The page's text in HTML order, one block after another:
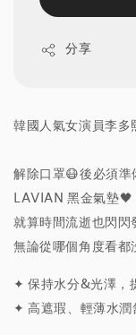
分享
韓國人氣女演員李
解除口罩😷後必須準
LAVIAN 黑金氣墊🖤
就算時間流逝也閃閃
無論從哪個角度看
✦ 保持水分&光澤，
✦ 高遮瑕、輕薄水潤